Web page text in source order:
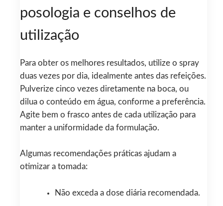
posologia e conselhos de
utilização
Para obter os melhores resultados, utilize o spray
duas vezes por dia, idealmente antes das refeições.
Pulverize cinco vezes diretamente na boca, ou
dilua o conteúdo em água, conforme a preferência.
Agite bem o frasco antes de cada utilização para
manter a uniformidade da formulação.
Algumas recomendações práticas ajudam a
otimizar a tomada:
Não exceda a dose diária recomendada.